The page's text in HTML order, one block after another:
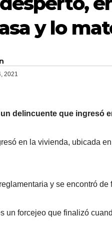
y lo
2021
delincuente que ingresó
en la vivienda, ubicada
y se encontró
un forcejeo que finalizó